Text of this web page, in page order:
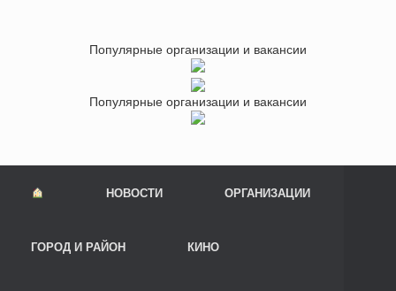
Популярные организации и вакансии
Популярные организации и вакансии
НОВОСТИ ОРГАНИЗАЦИИ
ГОРОД И РАЙОН КИНО